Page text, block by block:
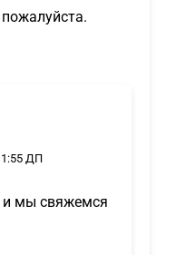
ДП
и мы свяжемся